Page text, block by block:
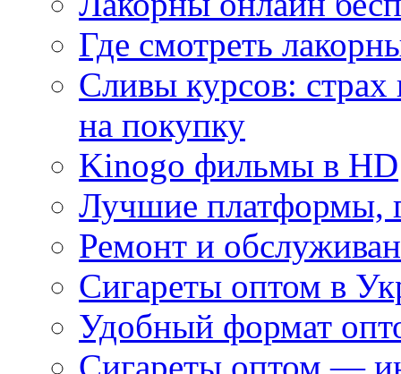
Где смотреть
Сливы курсов:
на покупку
Kinogo фильмы в HD
Лучшие платформы,
Ремонт и
Сигареты оптом в
Удобный формат